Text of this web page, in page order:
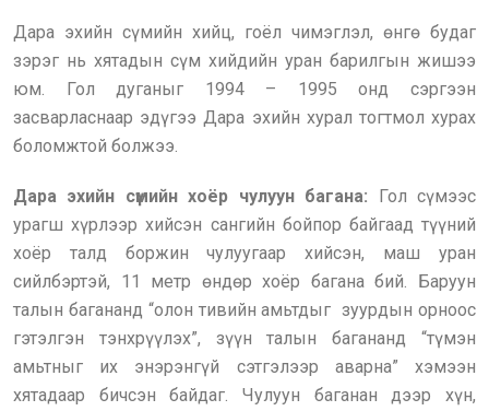
Дара эхийн сүмийн хийц, гоёл чимэглэл, өнгө будаг
зэрэг нь хятадын сүм хийдийн уран барилгын жишээ
юм. Гол дуганыг 1994 – 1995 онд сэргээн
засварласнаар эдүгээ Дара эхийн хурал тогтмол хурах
боломжтой болжээ.
Дара эхийн сүмийн хоёр чулуун багана: Гол сүмээс
урагш хүрлээр хийсэн сангийн бойпор байгаад түүний
хоёр талд боржин чулуугаар хийсэн, маш уран
сийлбэртэй, 11 метр өндөр хоёр багана бий. Баруун
талын багананд “олон тивийн амьтдыг зуурдын орноос
гэтэлгэн тэнхрүүлэх”, зүүн талын багананд “түмэн
амьтныг их энэрэнгүй сэтгэлээр аварна” хэмээн
хятадаар бичсэн байдаг. Чулуун баганан дээр хүн,